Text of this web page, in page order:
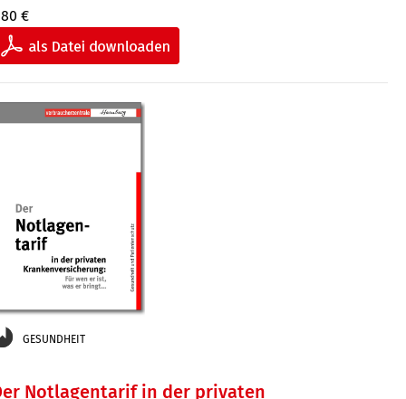
€
GESUNDHEIT
Notlagentarif in der privaten